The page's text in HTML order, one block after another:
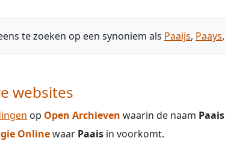
te zoeken op een synoniem als Paaijs, Paays,
websites
op Open Archieven waarin de naam Paais
Onlinewaar Paais in voorkomt.